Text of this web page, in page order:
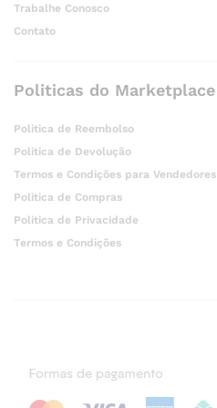
Trabalhe Conosco
Contato
Politicas do Marketplace
Politica de Reembolso
Politica de Devolução
Termos e Condições para Vendedores
Politica de Compras
Politica de Privacidade
Termos e Condições